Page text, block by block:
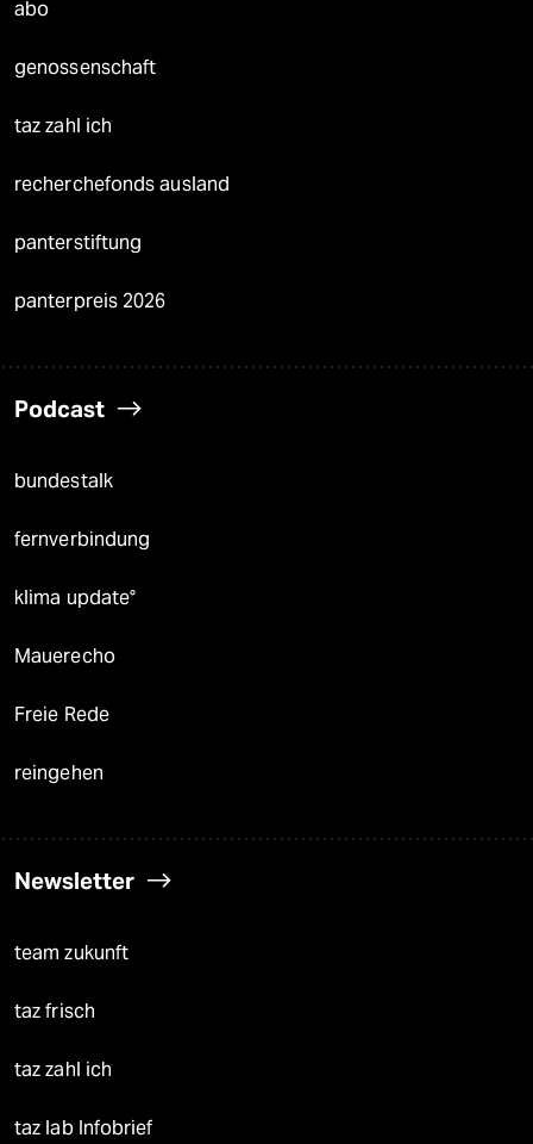
abo
genossenschaft
taz zahl ich
recherchefonds ausland
panterstiftung
panterpreis 2026
Podcast
bundestalk
fernverbindung
klima update°
Mauerecho
Freie Rede
reingehen
Newsletter
team zukunft
taz frisch
taz zahl ich
taz lab Infobrief